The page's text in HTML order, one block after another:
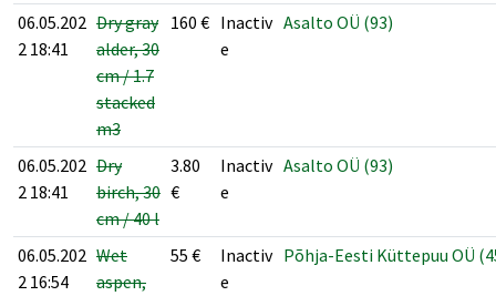
06.05.202
2 18:41
Dry gray
alder, 30
cm / 1.7
stacked
m3
160 € Inactiv
e
Asalto OÜ (93)
06.05.202
2 18:41
Dry
birch, 30
cm / 40 l
3.80
€
Inactiv
e
Asalto OÜ (93)
06.05.202
2 16:54
Wet
aspen,
55 €
Inactiv
e
Põhja-Eesti Küttepuu OÜ